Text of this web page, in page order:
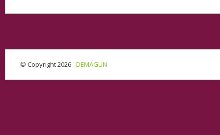
© Copyright 2026 -DEMAGUN